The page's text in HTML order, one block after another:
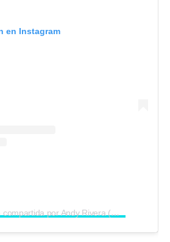
en Instagram
Una publicación compartida por Andy Rivera (@andyrivera)